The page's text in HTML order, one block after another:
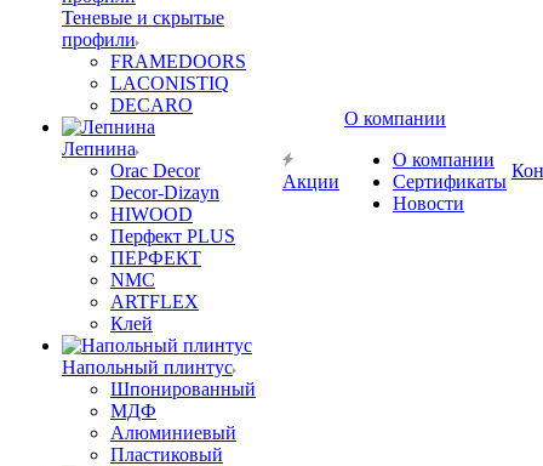
Теневые и скрытые
профили
FRAMEDOORS
LACONISTIQ
DECARO
Лепнина
Orac Decor
Decor-Dizayn
HIWOOD
Перфект PLUS
ПЕРФЕКТ
NMC
ARTFLEX
Клей
Напольный плинтус
Шпонированный
МДФ
Алюминиевый
Пластиковый
Акции
О компании
О компании
Сертификаты
Новости